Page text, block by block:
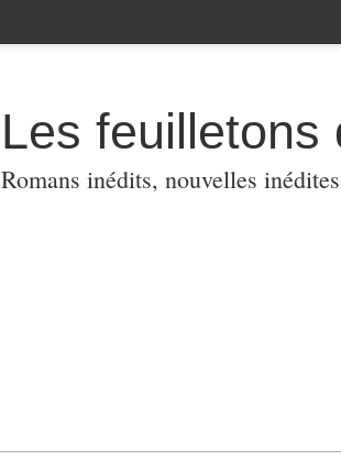
Les feuilletons
Romans inédits, nouvelles